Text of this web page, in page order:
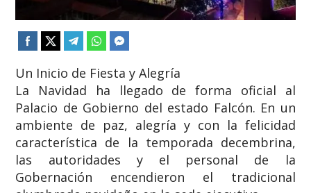
​Un Inicio de Fiesta y Alegría
​La Navidad ha llegado de forma oficial al
Palacio de Gobierno del estado Falcón. En un
ambiente de paz, alegría y con la felicidad
característica de la temporada decembrina,
las autoridades y el personal de la
Gobernación encendieron el tradicional